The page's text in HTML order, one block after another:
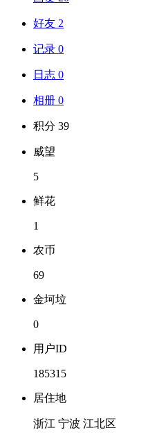
好友 2
记录 0
日志 0
相册 0
积分 39
威望
5
鲜花
1
农币
69
金坷垃
0
用户ID
185315
居住地
浙江 宁波 江北区